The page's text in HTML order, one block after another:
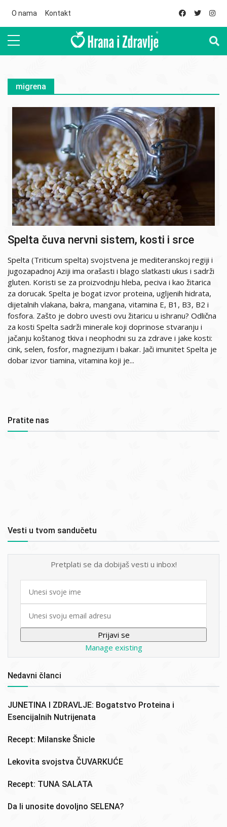
O nama Kontakt
migrena
Spelta čuva nervni sistem, kosti i srce
Spelta (Triticum spelta) svojstvena je mediteranskoj regiji i
jugozapadnoj Aziji ima orašasti i blago slatkasti ukus i sadrži
gluten. Koristi se za proizvodnju hleba, peciva i kao žitarica
za dorucak. Spelta je bogat izvor proteina, ugljenih hidrata,
dijetalnih vlakana, bakra, mangana, vitamina E, B1, B3, B2 i
fosfora. Zašto je dobro uvesti ovu žitaricu u ishranu? Odlična
za kosti Spelta sadrži minerale koji doprinose stvaranju i
jačanju koštanog tkiva i neophodni su za zdrave i jake kosti:
cink, selen, fosfor, magnezijum i bakar. Jači imunitet Spelta je
dobar izvor tiamina, vitamina koji je...
Pratite nas
Vesti u tvom sandučetu
Pretplati se da dobijaš vesti u inbox!
First
Manage existing
Nedavni članci
JUNETINA I ZDRAVLJE: Bogatstvo Proteina i
Esencijalnih Nutrijenata
Recept: Milanske Šnicle
Lekovita svojstva ČUVARKUĆE
Recept: TUNA SALATA
Da li unosite dovoljno SELENA?